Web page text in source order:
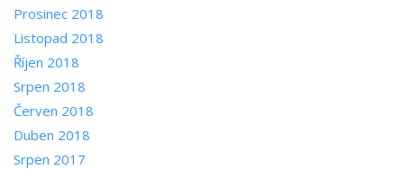
Prosinec 2018
Listopad 2018
Říjen 2018
Srpen 2018
Červen 2018
Duben 2018
Srpen 2017